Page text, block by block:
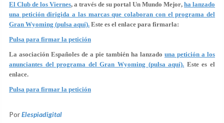
El Club de los Viernes, a través de su portal Un Mundo Mejor, ha lanzado
una petición dirigida a las marcas que colaboran con el programa del
Gran Wyoming (pulsa aquí). Este es el enlace para firmarla:
Pulsa para firmar la petición
La asociación Españoles de a pie también ha lanzado una petición a los
anunciantes del programa del Gran Wyoming (pulsa aquí). Este es el
enlace.
Pulsa para firmar la petición
PorElespiadigital